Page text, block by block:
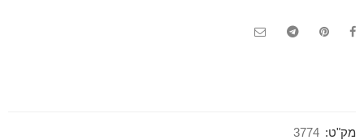
מק"ט: 3774